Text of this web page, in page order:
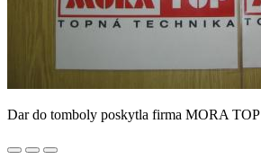
Dar do tomboly poskytla firma MORA TOP